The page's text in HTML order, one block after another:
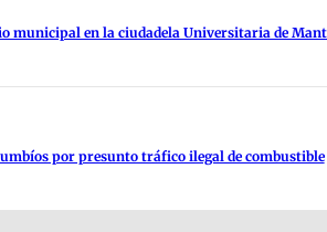
municipal en la ciudadela Universitaria de
por presunto tráfico ilegal de combustible